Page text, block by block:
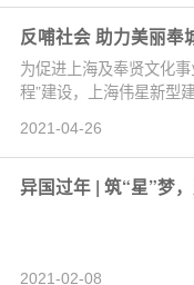
反哺社会 助力美丽奉
为促进上海及奉贤文化
程”建设，上海伟星新型
2021-04-26
异国过年 | 筑“星”梦，
2021-02-08